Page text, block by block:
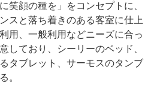
笑顔の種を」をコンセプトに、
スと落ち着きのある客室に仕上
用、一般利用などニーズに合っ
しており、シーリーのベッド、
タブレット、サーモスのタンブ
。